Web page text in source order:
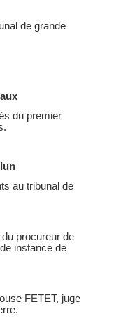
de grande
du premier
au tribunal de
procureur de
instance de
FETET, juge